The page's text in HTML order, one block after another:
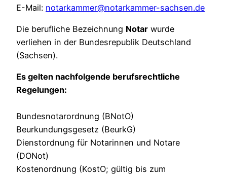
E-Mail: notarkammer@notarkammer-sachsen.de
Die berufliche Bezeichnung Notar wurde
verliehen in der Bundesrepublik Deutschland
(Sachsen).
Es gelten nachfolgende berufsrechtliche
Regelungen:
Bundesnotarordnung (BNotO)
Beurkundungsgesetz (BeurkG)
Dienstordnung für Notarinnen und Notare
(DONot)
Kostenordnung (KostO; gültig bis zum